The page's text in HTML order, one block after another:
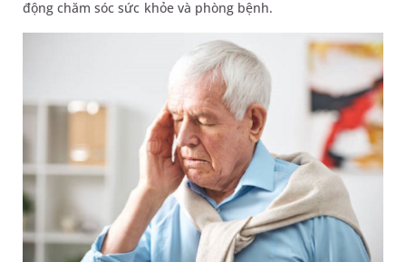
động chăm sóc sức khỏe và phòng bệnh.